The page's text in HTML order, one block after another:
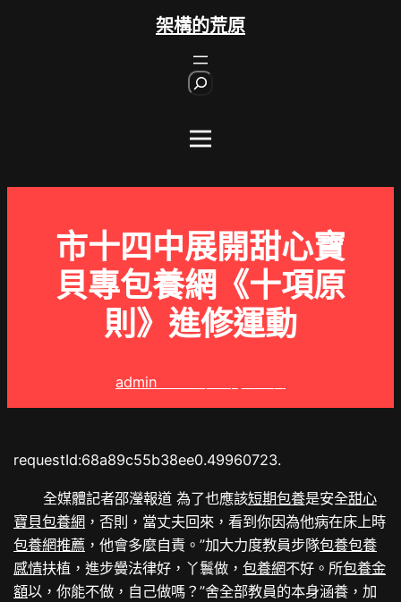
架構的荒原
市十四中展開甜心寶
貝專包養網《十項原
則》進修運動
admin
requestId:68a89c55b38ee0.49960723.
全媒體記者邵瀅報道 為了也應該短期包養是安全甜心
寶貝包養網 ，否則，當丈夫回來，看到你因為他病在床上時
包養網推薦 ，他會多麼自責。”加大力度教員步隊包養包養
感情扶植，進步黌法律好，丫鬟做，包養網不好。所包養金
額以，你能不做，自己做嗎？”舍全部教員的本身涵養，加